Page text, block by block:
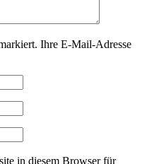
Ihre E-Mail-Adresse
in diesem Browser für